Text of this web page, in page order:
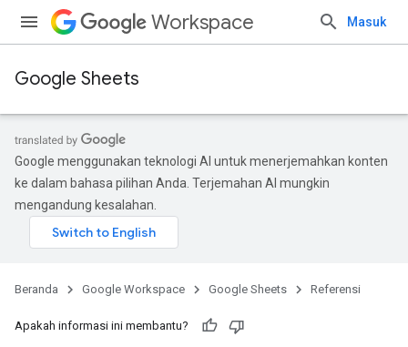
Workspace Masuk
Google Sheets
Google menggunakan teknologi AI untuk menerjemahkan konten
ke dalam bahasa pilihan Anda. Terjemahan AI mungkin
mengandung kesalahan.
Beranda Google Workspace Google Sheets Referensi
Apakah informasi ini membantu?